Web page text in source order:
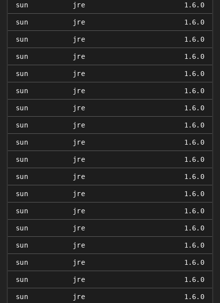
sun jre 1.6.0
sun jre 1.6.0
sun jre 1.6.0
sun jre 1.6.0
sun jre 1.6.0
sun jre 1.6.0
sun jre 1.6.0
sun jre 1.6.0
sun jre 1.6.0
sun jre 1.6.0
sun jre 1.6.0
sun jre 1.6.0
sun jre 1.6.0
sun jre 1.6.0
sun jre 1.6.0
sun jre 1.6.0
sun jre 1.6.0
sun jre 1.6.0